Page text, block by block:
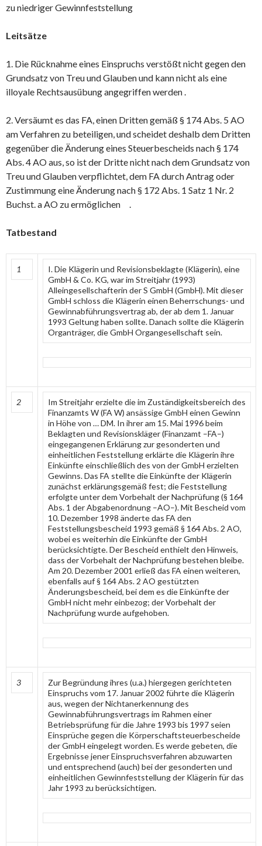
zu niedriger Gewinnfeststellung
Leitsätze
1. Die Rücknahme eines Einspruchs verstößt nicht gegen den
Grundsatz von Treu und Glauben und kann nicht als eine
illoyale Rechtsausübung angegriffen werden .
2. Versäumt es das FA, einen Dritten gemäß § 174 Abs. 5 AO
am Verfahren zu beteiligen, und scheidet deshalb dem Dritten
gegenüber die Änderung eines Steuerbescheids nach § 174
Abs. 4 AO aus, so ist der Dritte nicht nach dem Grundsatz von
Treu und Glauben verpflichtet, dem FA durch Antrag oder
Zustimmung eine Änderung nach § 172 Abs. 1 Satz 1 Nr. 2
Buchst. a AO zu ermöglichen .
Tatbestand
1
I. Die Klägerin und Revisionsbeklagte (Klägerin), eine
GmbH & Co. KG, war im Streitjahr (1993)
Alleingesellschafterin der S GmbH (GmbH). Mit dieser
GmbH schloss die Klägerin einen Beherrschungs- und
Gewinnabführungsvertrag ab, der ab dem 1. Januar
1993 Geltung haben sollte. Danach sollte die Klägerin
Organträger, die GmbH Organgesellschaft sein.
2
Im Streitjahr erzielte die im Zuständigkeitsbereich des
Finanzamts W (FA W) ansässige GmbH einen Gewinn
in Höhe von … DM. In ihrer am 15. Mai 1996 beim
Beklagten und Revisionskläger (Finanzamt –FA–)
eingegangenen Erklärung zur gesonderten und
einheitlichen Feststellung erklärte die Klägerin ihre
Einkünfte einschließlich des von der GmbH erzielten
Gewinns. Das FA stellte die Einkünfte der Klägerin
zunächst erklärungsgemäß fest; die Feststellung
erfolgte unter dem Vorbehalt der Nachprüfung (§ 164
Abs. 1 der Abgabenordnung –AO–). Mit Bescheid vom
10. Dezember 1998 änderte das FA den
Feststellungsbescheid 1993 gemäß § 164 Abs. 2 AO,
wobei es weiterhin die Einkünfte der GmbH
berücksichtigte. Der Bescheid enthielt den Hinweis,
dass der Vorbehalt der Nachprüfung bestehen bleibe.
Am 20. Dezember 2001 erließ das FA einen weiteren,
ebenfalls auf § 164 Abs. 2 AO gestützten
Änderungsbescheid, bei dem es die Einkünfte der
GmbH nicht mehr einbezog; der Vorbehalt der
Nachprüfung wurde aufgehoben.
3
Zur Begründung ihres (u.a.) hiergegen gerichteten
Einspruchs vom 17. Januar 2002 führte die Klägerin
aus, wegen der Nichtanerkennung des
Gewinnabführungsvertrags im Rahmen einer
Betriebsprüfung für die Jahre 1993 bis 1997 seien
Einsprüche gegen die Körperschaftsteuerbescheide
der GmbH eingelegt worden. Es werde gebeten, die
Ergebnisse jener Einspruchsverfahren abzuwarten
und entsprechend (auch) bei der gesonderten und
einheitlichen Gewinnfeststellung der Klägerin für das
Jahr 1993 zu berücksichtigen.